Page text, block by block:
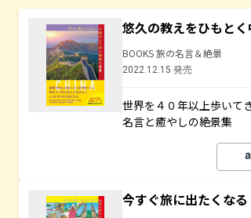
悠久の教えをひもと
BOOKS 旅の名言＆絶景
2022.12.15 発売
世界を４０年以上歩いて
名言と癒やしの絶景集
今すぐ旅に出たくな